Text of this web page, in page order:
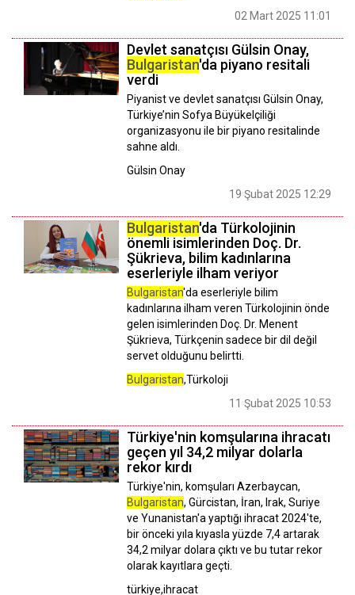
02 Mart 2025 11:01
Devlet sanatçısı Gülsin Onay,
Bulgaristan'da piyano resitali
verdi
Piyanist ve devlet sanatçısı Gülsin Onay,
Türkiye’nin Sofya Büyükelçiliği
organizasyonu ile bir piyano resitalinde
sahne aldı.
Gülsin Onay
19 Şubat 2025 12:29
Bulgaristan'da Türkolojinin
önemli isimlerinden Doç. Dr.
Şükrieva, bilim kadınlarına
eserleriyle ilham veriyor
Bulgaristan'da eserleriyle bilim
kadınlarına ilham veren Türkolojinin önde
gelen isimlerinden Doç. Dr. Menent
Şükrieva, Türkçenin sadece bir dil değil
servet olduğunu belirtti.
Bulgaristan,Türkoloji
11 Şubat 2025 10:53
Türkiye'nin komşularına ihracatı
geçen yıl 34,2 milyar dolarla
rekor kırdı
Türkiye'nin, komşuları Azerbaycan,
Bulgaristan, Gürcistan, İran, Irak, Suriye
ve Yunanistan'a yaptığı ihracat 2024'te,
bir önceki yıla kıyasla yüzde 7,4 artarak
34,2 milyar dolara çıktı ve bu tutar rekor
olarak kayıtlara geçti.
türkiye,ihracat